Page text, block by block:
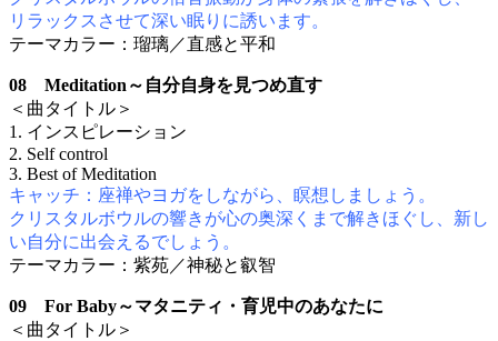
リラックスさせて深い眠りに誘います。
テーマカラー：瑠璃／直感と平和
08 Meditation～自分自身を見つめ直す
＜曲タイトル＞
1. インスピレーション
2. Self control
3. Best of Meditation
キャッチ：座禅やヨガをしながら、瞑想しましょう。
クリスタルボウルの響きが心の奥深くまで解きほぐし、新し
い自分に出会えるでしょう。
テーマカラー：紫苑／神秘と叡智
09 For Baby～マタニティ・育児中のあなたに
＜曲タイトル＞